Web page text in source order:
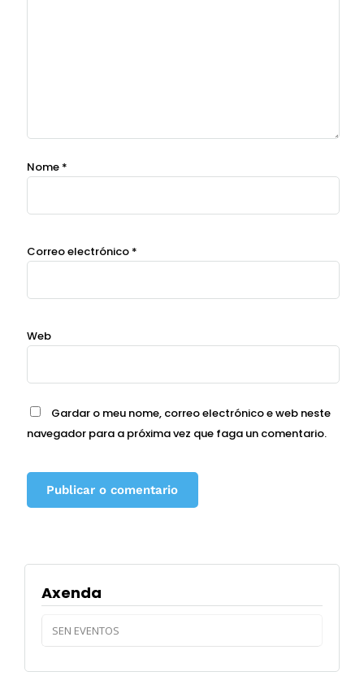
Nome *
Correo electrónico *
Web
Gardar o meu nome, correo electrónico e web neste
navegador para a próxima vez que faga un comentario.
Axenda
SEN EVENTOS